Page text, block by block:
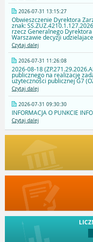
2026-07-31 13:15:27
Obwieszczenie Dyrektora
znak:
rzecz Generalnego
Warszawie decyzji
Czytaj dalej
2026-07-31 11:26:08
2026-08-18
publicznego na realizację
użyteczności publicznej G7
Czytaj dalej
2026-07-31 09:30:30
INFORMACJA O PUNKCIE
Czytaj dalej